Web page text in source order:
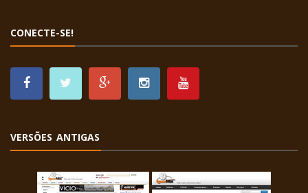
CONECTE-SE!
VERSÕES ANTIGAS